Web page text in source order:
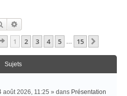
Rechercher
Page 1Sur
1 2 3 4 5 … 15
Sujets
août 2026, 11:25 » dans Présentation